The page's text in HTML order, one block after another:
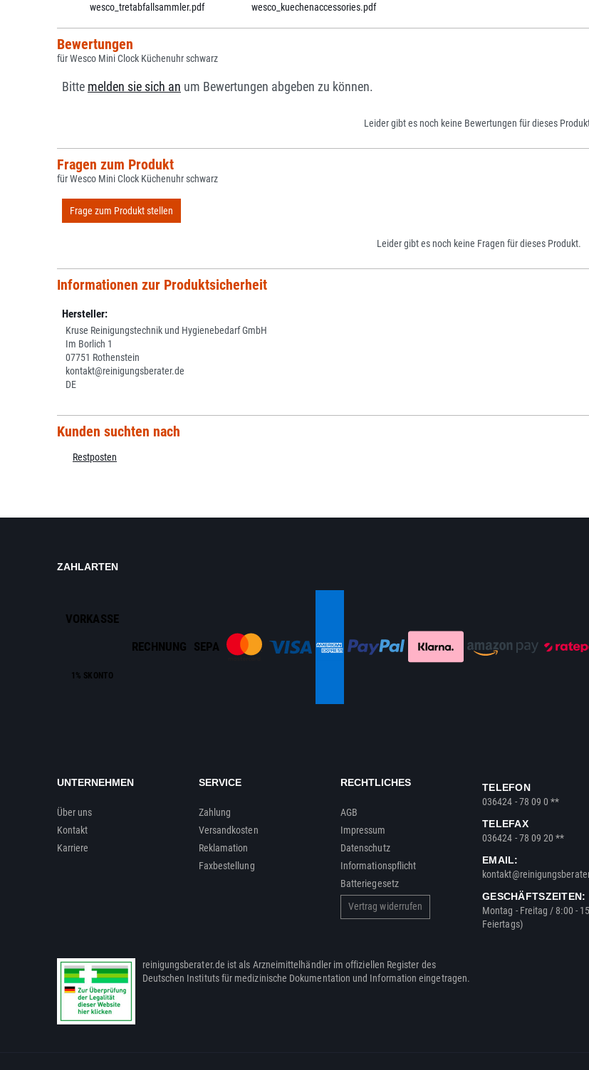
wesco_tretabfallsammler.pdf wesco_kuechenaccessories.pdf
Bewertungen
für Wesco Mini Clock Küchenuhr schwarz
Bitte melden sie sich an um Bewertungen abgeben zu können.
Leider gibt es noch keine Bewertungen für dieses
Fragen zum Produkt
für Wesco Mini Clock Küchenuhr schwarz
Frage zum Produkt stellen
Leider gibt es noch keine Fragen für dieses Produkt.
Informationen zur Produktsicherheit
Hersteller:
Kruse Reinigungstechnik und Hygienebedarf GmbH
Im Borlich 1
07751 Rothenstein
kontakt@reinigungsberater.de
DE
Kunden suchten nach
Restposten
ZAHLARTEN
VORKASSE
1% SKONTO
RECHNUNG SEPA
UNTERNEHMEN
Über uns
Kontakt
Karriere
SERVICE
Zahlung
Versandkosten
Reklamation
Faxbestellung
RECHTLICHES
AGB
Impressum
Datenschutz
Informationspflicht
Batteriegesetz
Vertrag widerrufen
TELEFON
036424 - 78 09 0 **
TELEFAX
036424 - 78 09 20 **
EMAIL:
GESCHÄFTSZEITEN:
Montag - Freitag / 8:00 -
Feiertags)
reinigungsberater.de ist als Arzneimittelhändler im offiziellen Register des
Deutschen Instituts für medizinische Dokumentation und Information eingetragen.